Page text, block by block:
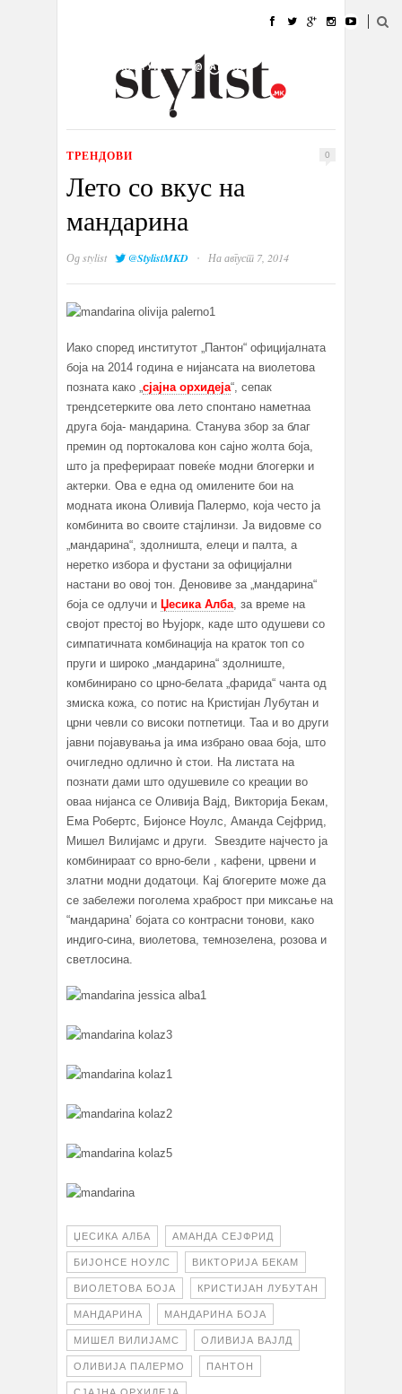
УБАВИНА
КУЛТУРА @РАБОТА
ИЗЛОГ
ТРЕНДОВИ 0
Лето со вкус на
мандарина
Одstylist @StylistMKD · На август 7, 2014
Иако според институтот „Пантон“ официјалната
боја на 2014 година е нијансата на виолетова
позната како „сјајна орхидеја“, сепак
трендсетерките ова лето спонтано наметнаа
друга боја- мандарина. Станува збор за благ
премин од портокалова кон сајно жолта боја,
што ја преферираат повеќе модни блогерки и
актерки. Ова е една од омилените бои на
модната икона Оливија Палермо, која често ја
комбинита во своите стајлинзи. Ја видовме со
„мандарина“, здолништа, елеци и палта, а
неретко избора и фустани за официјални
настани во овој тон. Деновиве за „мандарина“
боја се одлучи и Џесика Алба, за време на
својот престој во Њујорк, каде што одушеви со
симпатичната комбинација на краток топ со
пруги и широко „мандарина“ здолниште,
комбинирано со црно-белата „фарида“ чанта од
змиска кожа, со потис на Кристијан Лубутан и
црни чевли со високи потпетици. Таа и во други
јавни појавувања ја има избрано оваа боја, што
очигледно одлично ѝ стои. На листата на
познати дами што одушевиле со креации во
оваа нијанса се Оливија Вајд, Викторија Бекам,
Ема Робертс, Бијонсе Ноулс, Аманда Сејфрид,
Мишел Вилијамс и други. Ѕвездите најчесто ја
комбинираат со врно-бели , кафени, црвени и
златни модни додатоци. Кај блогерите може да
се забележи поголема храброст при миксање на
“мандарина’ бојата со контрасни тонови, како
индиго-сина, виолетова, темнозелена, розова и
светлосина.
ЏЕСИКА АЛБА АМАНДА СЕЈФРИД
БИЈОНСЕ НОУЛС ВИКТОРИЈА БЕКАМ
ВИОЛЕТОВА БОЈА КРИСТИЈАН ЛУБУТАН
МАНДАРИНА МАНДАРИНА БОЈА
МИШЕЛ ВИЛИЈАМС ОЛИВИЈА ВАЈЛД
ОЛИВИЈА ПАЛЕРМО ПАНТОН